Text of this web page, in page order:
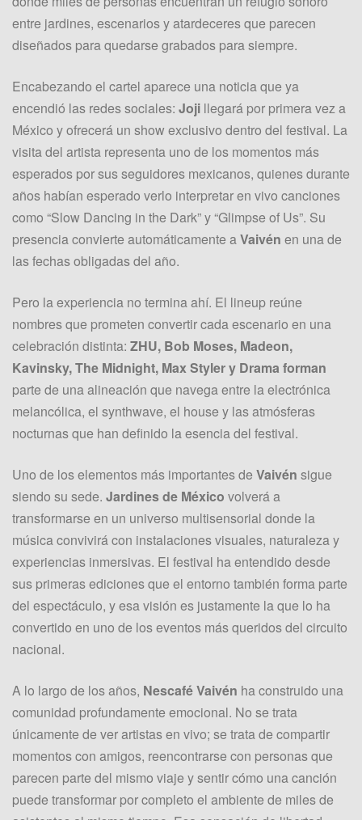
entre jardines, escenarios y atardeceres que parecen
diseñados para quedarse grabados para siempre.
Encabezando el cartel aparece una noticia que ya
encendió las redes sociales: Joji llegará por primera vez a
México y ofrecerá un show exclusivo dentro del festival. La
visita del artista representa uno de los momentos más
esperados por sus seguidores mexicanos, quienes durante
años habían esperado verlo interpretar en vivo canciones
como “Slow Dancing in the Dark” y “Glimpse of Us”. Su
presencia convierte automáticamente aVaivén en una de
las fechas obligadas del año.
Pero la experiencia no termina ahí. El lineup reúne
nombres que prometen convertir cada escenario en una
celebración distinta: ZHU, Bob Moses, Madeon,
Kavinsky, The Midnight, Max Styler y Drama forman
parte de una alineación que navega entre la electrónica
melancólica, el synthwave, el house y las atmósferas
nocturnas que han definido la esencia del festival.
Uno de los elementos más importantes de Vaivén sigue
siendo su sede. Jardines de México volverá a
transformarse en un universo multisensorial donde la
música convivirá con instalaciones visuales, naturaleza y
experiencias inmersivas. El festival ha entendido desde
sus primeras ediciones que el entorno también forma parte
del espectáculo, y esa visión es justamente la que lo ha
convertido en uno de los eventos más queridos del circuito
nacional.
A lo largo de los años, Nescafé Vaivén ha construido una
comunidad profundamente emocional. No se trata
únicamente de ver artistas en vivo; se trata de compartir
momentos con amigos, reencontrarse con personas que
parecen parte del mismo viaje y sentir cómo una canción
puede transformar por completo el ambiente de miles de